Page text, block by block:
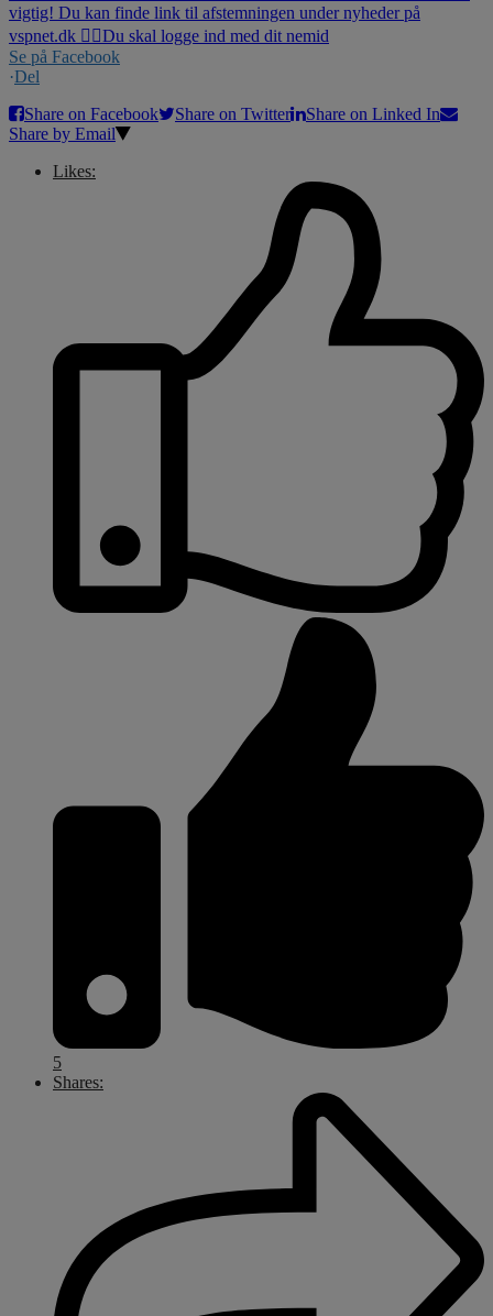
Se på Facebook
·Del
Share on Facebook
Share on Twitter
Share on Linked In
Share by Email
Likes:
5
Shares: